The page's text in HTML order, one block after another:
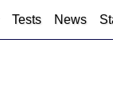
Tests News